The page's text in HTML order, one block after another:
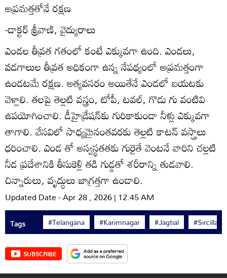
అప్రమత్తతోనే రక్షణ
-డాక్టర్‌ శ్రీవాణి, వైద్యురాలు
ఎండల తీవ్రత గతంలో కంటే ఎక్కువగా ఉంది. ఎండలు,
వడగాలుల తీవ్రత అధికంగా ఉన్న నేపథ్యంలో అప్రమత్తంగా
ఉండటమే రక్షణ. అత్యవసరం అయితేనే ఎండలో బయటకు
వెళ్లాలి. తలపై తెల్లటి వస్త్రం, టోపీ, టవల్‌, గొడు గు వంటివి
ఉపయోగించాలి. డీహైడ్రేషన్‌కు గురికాకుండా నీళ్లు ఎక్కువగా
తాగాలి. వేసవిలో సాధ్యమైనంతవరకు తెల్లటి కాటన్‌ వస్త్రాలు
ధరించాలి. ఎండ తో అస్వస్థతతకు గురైతే వెంటనే వారిని చల్లటి
నీడ ప్రదేశానికి తీసుకెళ్లి తడి గుడ్డతో శరీరాన్ని తుడవాలి.
చిన్నారులు, వృద్ధులు జాగ్రత్తగా ఉండాలి.
Updated Date - Apr 28 , 2026 | 12:45 AM
Tags #Telangana #Karimnagar #Jagtial #Sircilla
SUBSCRIBE